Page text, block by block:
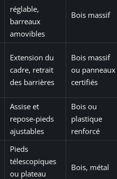
réglable,
barreaux
amovibles
Bois massif
Extension du
cadre, retrait
des barrières
Bois massif
ou panneaux
certifiés
Assise et
repose-pieds
ajustables
Bois ou
plastique
renforcé
Pieds
télescopiques
ou plateau
Bois, métal